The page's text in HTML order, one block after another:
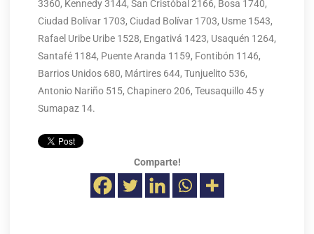
3360, Kennedy 3144, San Cristóbal 2166, Bosa 1740,
Ciudad Bolívar 1703, Ciudad Bolívar 1703, Usme 1543,
Rafael Uribe Uribe 1528, Engativá 1423, Usaquén 1264,
Santafé 1184, Puente Aranda 1159, Fontibón 1146,
Barrios Unidos 680, Mártires 644, Tunjuelito 536,
Antonio Nariño 515, Chapinero 206, Teusaquillo 45 y
Sumapaz 14.
Comparte!